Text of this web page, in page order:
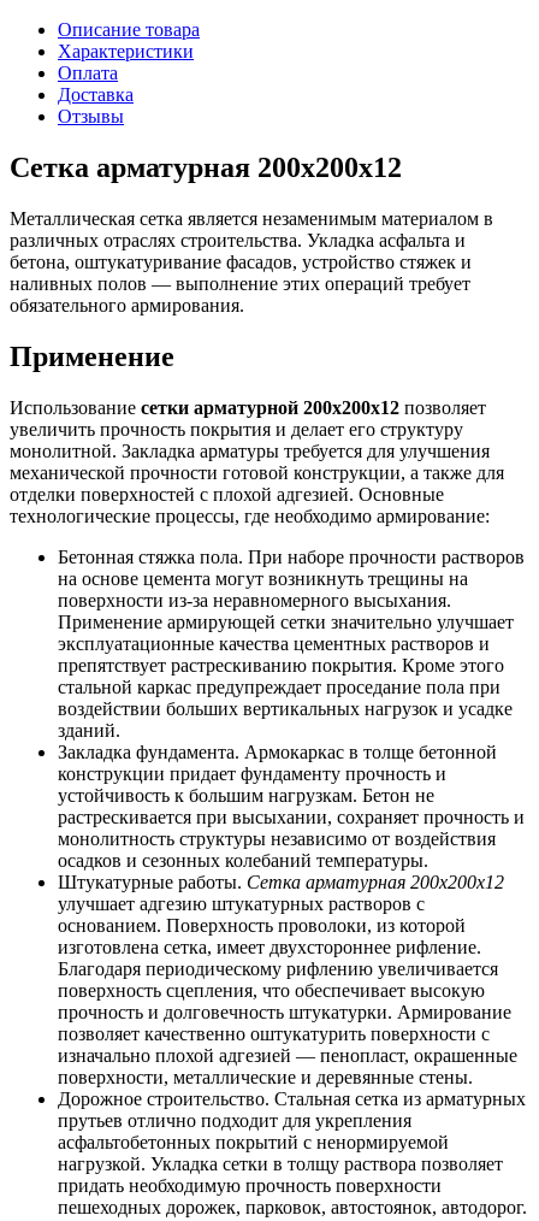
Описание товара
Характеристики
Оплата
Доставка
Отзывы
Сетка арматурная 200х200х12
Металлическая сетка является незаменимым материалом в
различных отраслях строительства. Укладка асфальта и
бетона, оштукатуривание фасадов, устройство стяжек и
наливных полов — выполнение этих операций требует
обязательного армирования.
Применение
Использование сетки арматурной 200х200х12 позволяет
увеличить прочность покрытия и делает его структуру
монолитной. Закладка арматуры требуется для улучшения
механической прочности готовой конструкции, а также для
отделки поверхностей с плохой адгезией. Основные
технологические процессы, где необходимо армирование:
Бетонная стяжка пола. При наборе прочности растворов
на основе цемента могут возникнуть трещины на
поверхности из-за неравномерного высыхания.
Применение армирующей сетки значительно улучшает
эксплуатационные качества цементных растворов и
препятствует растрескиванию покрытия. Кроме этого
стальной каркас предупреждает проседание пола при
воздействии больших вертикальных нагрузок и усадке
зданий.
Закладка фундамента. Армокаркас в толще бетонной
конструкции придает фундаменту прочность и
устойчивость к большим нагрузкам. Бетон не
растрескивается при высыхании, сохраняет прочность и
монолитность структуры независимо от воздействия
осадков и сезонных колебаний температуры.
Штукатурные работы. Сетка арматурная 200х200х12
улучшает адгезию штукатурных растворов с
основанием. Поверхность проволоки, из которой
изготовлена сетка, имеет двухстороннее рифление.
Благодаря периодическому рифлению увеличивается
поверхность сцепления, что обеспечивает высокую
прочность и долговечность штукатурки. Армирование
позволяет качественно оштукатурить поверхности с
изначально плохой адгезией — пенопласт, окрашенные
поверхности, металлические и деревянные стены.
Дорожное строительство. Стальная сетка из арматурных
прутьев отлично подходит для укрепления
асфальтобетонных покрытий с ненормируемой
нагрузкой. Укладка сетки в толщу раствора позволяет
придать необходимую прочность поверхности
пешеходных дорожек, парковок, автостоянок, автодорог.